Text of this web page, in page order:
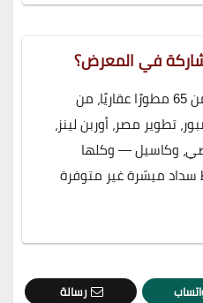
في المعرض؟
يشارك في المعرض أكثر من 65 مطورًا عقاريًا، من
تطوير مصر، أوربن لينز،
وكاسيل — وكلها
ميسّرة غير متوفرة
رسالة